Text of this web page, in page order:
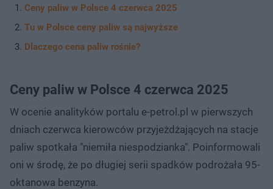
Ceny paliw w Polsce 4 czerwca 2025
Tu w Polsce ceny paliw są najwyższe
Dlaczego cena paliw rośnie?
Ceny paliw w Polsce 4 czerwca 2025
W ocenie analityków portalu e-petrol.pl w pierwszych
dniach czerwca kierowców przyjeżdżających na stacje
paliw spotkała "niemiła niespodzianka". Poinformowali
oni w środę, że po długiej serii spadków podrożała 95-
oktanowa benzyna.